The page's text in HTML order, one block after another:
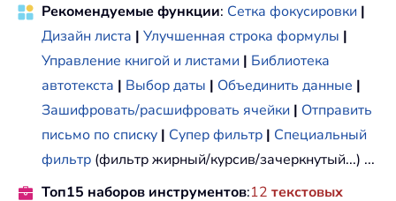
Рекомендуемые функции: Сетка фокусировки |
Дизайн листа | Улучшенная строка формулы |
Управление книгой и листами | Библиотека
автотекста | Выбор даты | Объединить данные |
Зашифровать/расшифровать ячейки | Отправить
письмо по списку | Супер фильтр | Специальный
фильтр (фильтр жирный/курсив/зачеркнутый...) ...
Топ15 наборов инструментов:12 текстовых